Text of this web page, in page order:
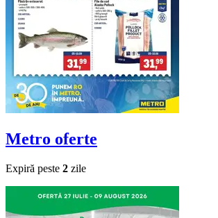
Metro oferte
Expiră peste 2 zile